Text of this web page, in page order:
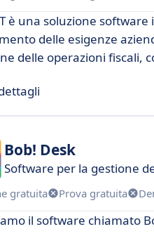
è una soluzione
delle esigenze
delle operazioni fiscali,
Bob! Desk
Software per la gestione
gratuita Prova gratuita
il software chiamato